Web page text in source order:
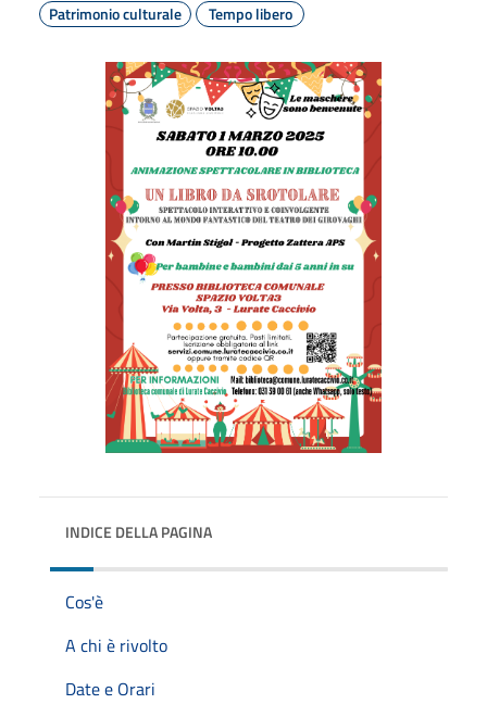
Patrimonio culturale
Tempo libero
INDICE DELLA PAGINA
Cos'è
A chi è rivolto
Date e Orari